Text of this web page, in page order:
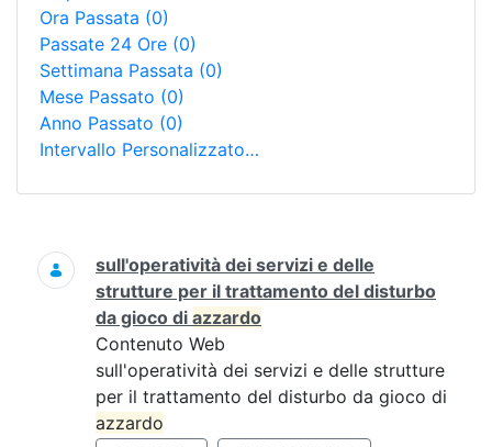
Ora Passata (0)
Passate 24 Ore (0)
Settimana Passata (0)
Mese Passato (0)
Anno Passato (0)
Intervallo Personalizzato…
Ricerca
sull'operatività dei servizi e delle
strutture per il trattamento del disturbo
da gioco di azzardo
Contenuto Web
sull'operatività dei servizi e delle strutture
per il trattamento del disturbo da gioco di
azzardo